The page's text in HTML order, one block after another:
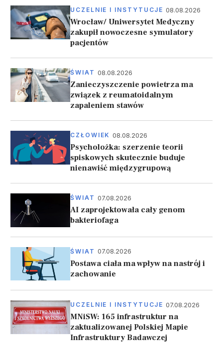
UCZELNIE I INSTYTUCJE 08.08.2026
Wrocław/ Uniwersytet Medyczny
zakupił nowoczesne symulatory
pacjentów
ŚWIAT 08.08.2026
Zanieczyszczenie powietrza ma
związek z reumatoidalnym
zapaleniem stawów
CZŁOWIEK 08.08.2026
Psycholożka: szerzenie teorii
spiskowych skutecznie buduje
nienawiść międzygrupową
ŚWIAT 07.08.2026
AI zaprojektowała cały genom
bakteriofaga
ŚWIAT 07.08.2026
Postawa ciała ma wpływ na nastrój i
zachowanie
UCZELNIE I INSTYTUCJE 07.08.2026
MNiSW: 165 infrastruktur na
zaktualizowanej Polskiej Mapie
Infrastruktury Badawczej